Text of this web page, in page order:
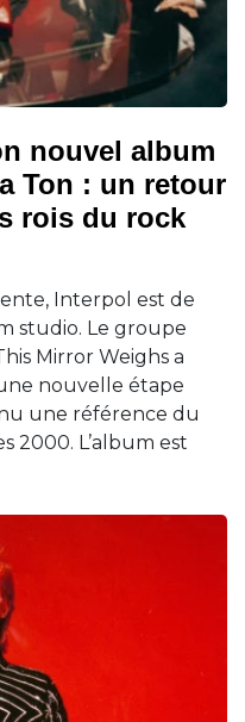
nouvel album
Ton : un retour
rois du rock
Interpol est de
studio. Le groupe
Mirror Weighs a
nouvelle étape
une référence du
2000. L’album est